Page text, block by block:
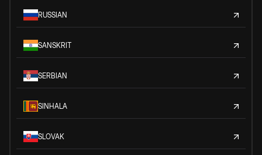
RUSSIAN
SANSKRIT
SERBIAN
SINHALA
SLOVAK